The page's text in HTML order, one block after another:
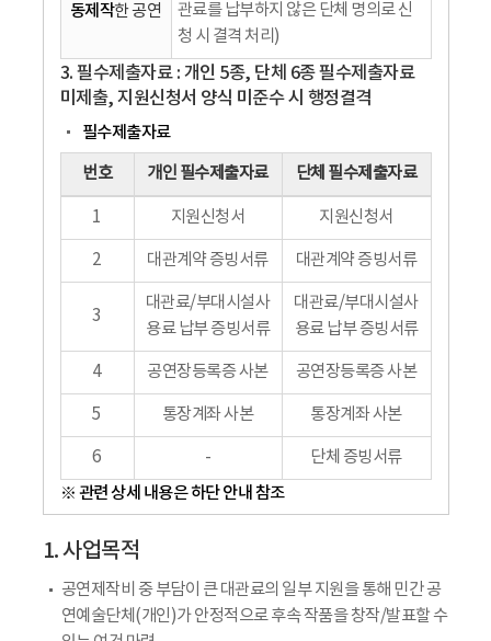
동제작한 공연
관료를 납부하지 않은 단체 명의로 신
청 시 결격 처리)
3. 필수제출자료 : 개인 5종, 단체 6종 필수제출자료
미제출, 지원신청서 양식 미준수 시 행정결격
필수제출자료
번호 개인 필수제출자료 단체 필수제출자료
1 지원신청서 지원신청서
2 대관계약 증빙서류 대관계약 증빙서류
3
대관료/부대시설사
용료 납부 증빙서류
대관료/부대시설사
용료 납부 증빙서류
4 공연장등록증 사본 공연장등록증 사본
5 통장계좌 사본 통장계좌 사본
6 - 단체 증빙서류
※ 관련 상세 내용은 하단 안내 참조
1. 사업목적
공연제작비 중 부담이 큰 대관료의 일부 지원을 통해 민간 공
연예술단체(개인)가 안정적으로 후속 작품을 창작/발표할 수